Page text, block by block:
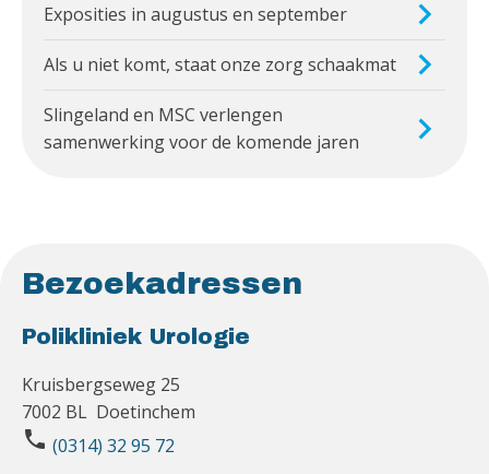
Exposities in augustus en september
Als u niet komt, staat onze zorg schaakmat
Slingeland en MSC verlengen
samenwerking voor de komende jaren
Bezoekadressen
Polikliniek Urologie
Kruisbergseweg 25
7002 BL Doetinchem
phone (0314) 32 95 72